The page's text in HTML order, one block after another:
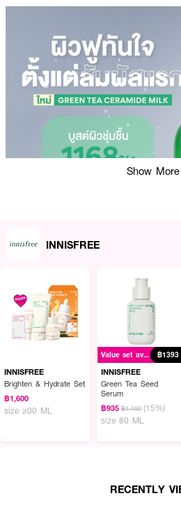
ผลลัพธ์ที่ได้ :
INNISFREE Green Tea Ceramide Milk
เ
· เนื้อสัมผัส Milky Essence เข้มข้นแต่ซึมไว ไ
Show More
INNISFREE
INNISFREE
Brighten & Hydrate Set
฿1,600
size 200 ML
Value set available ฿1393
INNISFREE
Green Tea Seed
Serum
฿935 ฿1,100 (15%)
size 80 ML
RECENTLY